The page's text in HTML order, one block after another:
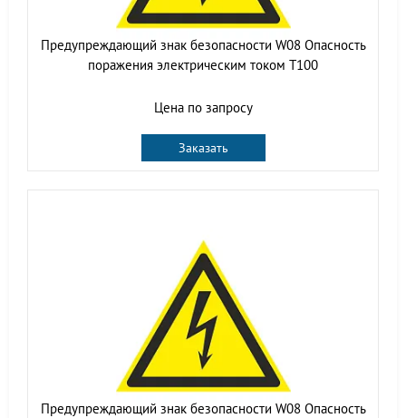
Предупреждающий знак безопасности W08 Опасность
поражения электрическим током T100
Цена по запросу
Заказать
Предупреждающий знак безопасности W08 Опасность